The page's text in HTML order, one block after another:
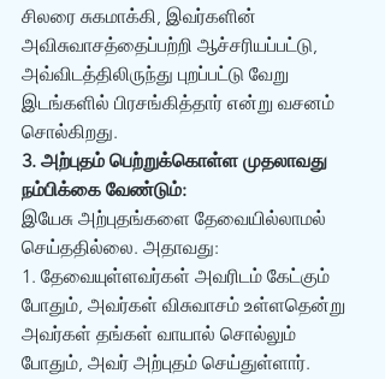
சிலரை சுகமாக்கி, இவர்களின்
அவிசுவாசத்தைப்பற்றி ஆச்சரியப்பட்டு,
அவ்விடத்திலிருந்து புறப்பட்டு வேறு
இடங்களில் பிரசங்கித்தார் என்று வசனம்
சொல்கிறது.
3. அற்புதம் பெற்றுக்கொள்ள முதலாவது
நம்பிக்கை வேண்டும்:
இயேசு அற்புதங்களை தேவையில்லாமல்
செய்ததில்லை. அதாவது:
1. தேவையுள்ளவர்கள் அவரிடம் கேட்கும்
போதும், அவர்கள் விசுவாசம் உள்ளதென்று
அவர்கள் தங்கள் வாயால் சொல்லும்
போதும், அவர் அற்புதம் செய்துள்ளார்.